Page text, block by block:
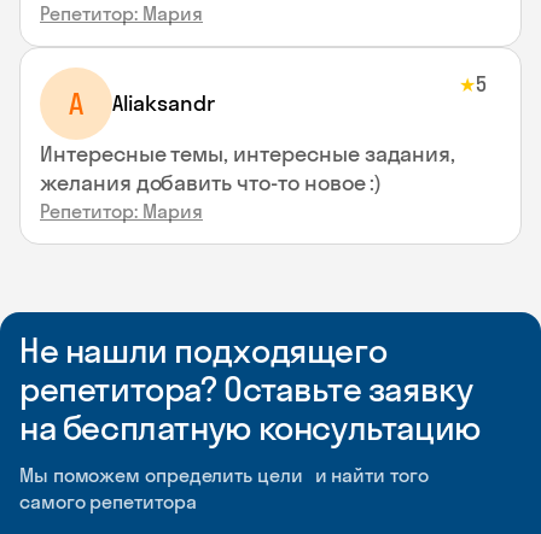
Репетитор: Мария
A Aliaksandr
★5
Интересные темы, интересные задания,
желания добавить что-то новое :)
Репетитор: Мария
Не нашли подходящего
репетитора? Оставьте заявку
на бесплатную консультацию
Мы поможем определить цели и найти того
самого репетитора